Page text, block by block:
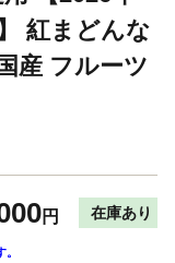
紅まどんな
産 フルーツ
円 在庫あり